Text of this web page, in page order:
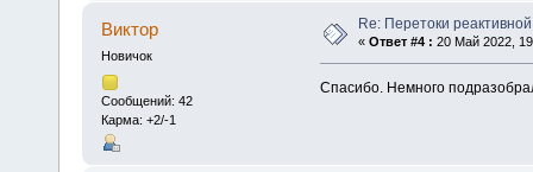
Виктор
Новичок
Сообщений: 42
Карма: +2/-1
Re: Перетоки
« Ответ #4 : 20 Май 2022,
Спасибо. Немного